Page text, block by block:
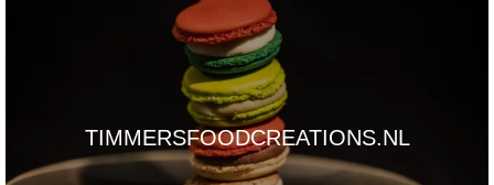
TIMMERSFOODCREATIONS.NL